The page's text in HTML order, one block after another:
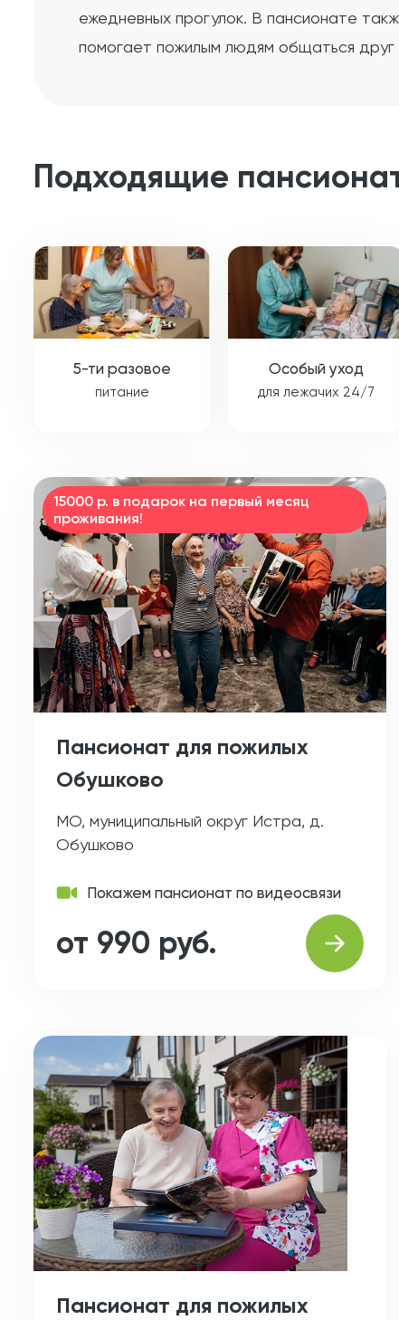
ежедневных прогулок. В пансионате
помогает пожилым людям общаться друг
Подходящие
5-ти разовое
питание
Особый уход
для лежачих 24/7
15000 р. в подарок на первый месяц
проживания!
Пансионат для пожилых
Обушково
МО, муниципальный округ Истра, д.
Обушково
Покажем пансионат по видеосвязи
от 990 руб.
Пансионат для пожилых